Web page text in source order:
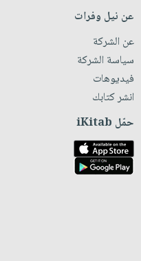
عن نيل وفرات
عن الشركة
سياسة الشركة
فيديوهات
انشر كتابك
حمّل iKitab